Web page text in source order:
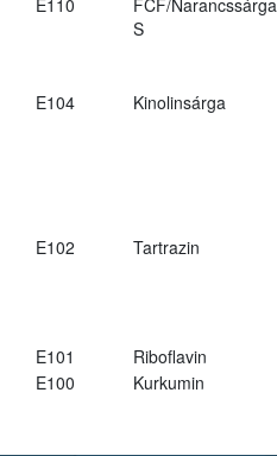
S
E104 Kinolinsárga
E102 Tartrazin
E101
Riboflavin
E100
Kurkumin